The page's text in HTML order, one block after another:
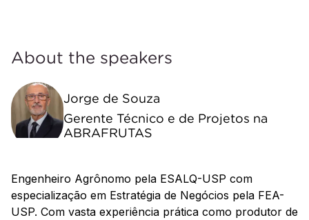
About the speakers
Jorge de Souza
Gerente Técnico e de Projetos na
ABRAFRUTAS
Engenheiro Agrônomo pela ESALQ-USP com
especialização em Estratégia de Negócios pela FEA-
USP. Com vasta experiência prática como produtor de